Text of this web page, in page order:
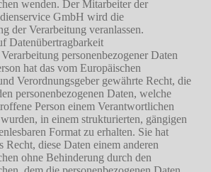
wenden. Der Mitarbeiter der
GmbH wird die
der Verarbeitung veranlassen.
personenbezogener Daten
hat das vom Europäischen
Verordnungsgeber gewährte Recht, die
personenbezogenen Daten, welche
Person einem Verantwortlichen
in einem strukturierten, gängigen
Format zu erhalten. Sie hat
Recht, diese Daten einem anderen
ohne Behinderung durch den